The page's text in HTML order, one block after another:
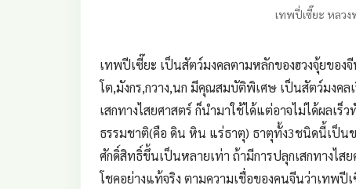
เทพปี่เซี๊ยะ หลวง
เทพปีเซี๊ยะ เป็นสัตว์มงคลตามหลักของฮวงจุ้ยขอ
โต,มังกร,กวาง,นก มีคุณสมบัติพิเศษ เป็นสัตว์มงคล
เสกทางไสยศาสตร์ ก็นำมาใช้ได้แต่อาจไม่ได้ผลเร็
ธรรมชาติ(คือ ดิน หิน แร่ธาตุ) ธาตุทั้ง3ชนิดนี้เป็นข
ศักดิ์สิทธิ์ขึ้นเป็นหลายเท่า ถ้ามีการปลุกเสกทางไส
โชคอย่างแท้จริง ตามความเชื่อของคนจีนว่าเทพปี